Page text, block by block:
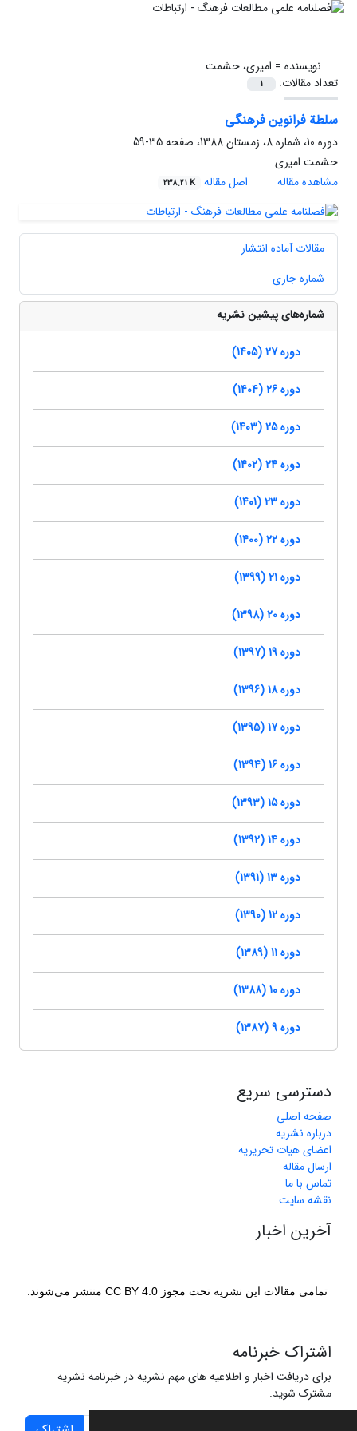
نویسنده = امیری، حشمت
تعداد مقالات:
1
سلطة فرانوین فرهنگی
دوره 10، شماره 8، زمستان 1388، صفحه
35-59
حشمت امیری
مشاهده مقاله
اصل مقاله 238.21 K
مقالات آماده انتشار
شماره جاری
شماره‌های پیشین نشریه
دوره 27 (1405)
دوره 26 (1404)
دوره 25 (1403)
دوره 24 (1402)
دوره 23 (1401)
دوره 22 (1400)
دوره 21 (1399)
دوره 20 (1398)
دوره 19 (1397)
دوره 18 (1396)
دوره 17 (1395)
دوره 16 (1394)
دوره 15 (1393)
دوره 14 (1392)
دوره 13 (1391)
دوره 12 (1390)
دوره 11 (1389)
دوره 10 (1388)
دوره 9 (1387)
دسترسی سریع
صفحه اصلی
درباره نشریه
اعضای هیات تحریریه
ارسال مقاله
تماس با ما
نقشه سایت
آخرین اخبار
تمامی مقالات این نشریه تحت مجوز CC BY 4.0 منتشر می‌شوند.
اشتراک خبرنامه
برای دریافت اخبار و اطلاعیه های مهم نشریه در خبرنامه نشریه
مشترک شوید.